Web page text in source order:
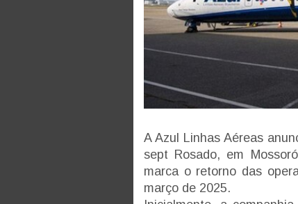
A Azul Linhas Aéreas
sept Rosado, em
marca o retorno das
março de 2025.